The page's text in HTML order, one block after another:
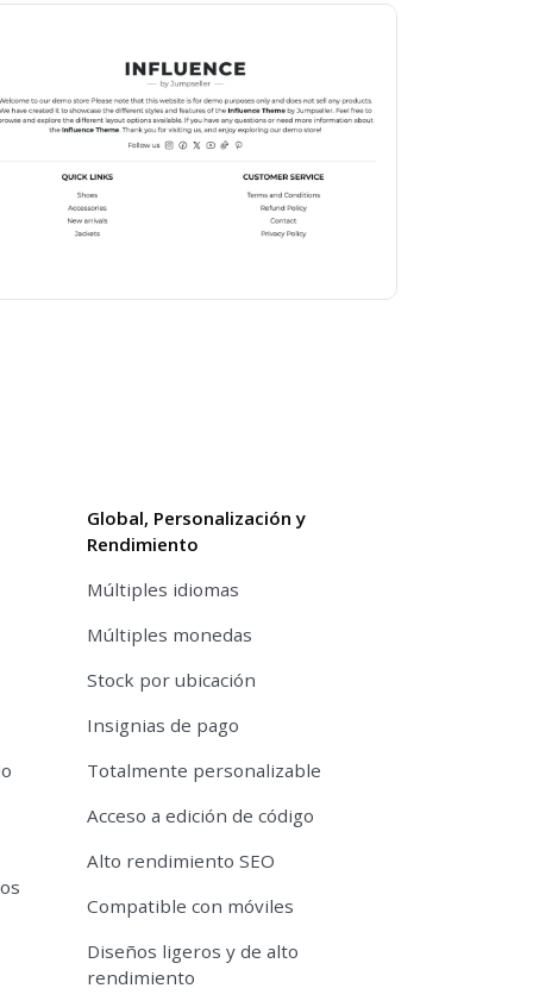
Global, Personalización y
Rendimiento
Múltiples idiomas
Múltiples monedas
Stock por ubicación
Insignias de pago
Totalmente personalizable
Acceso a edición de código
Alto rendimiento SEO
Compatible con móviles
Diseños ligeros y de alto
rendimiento